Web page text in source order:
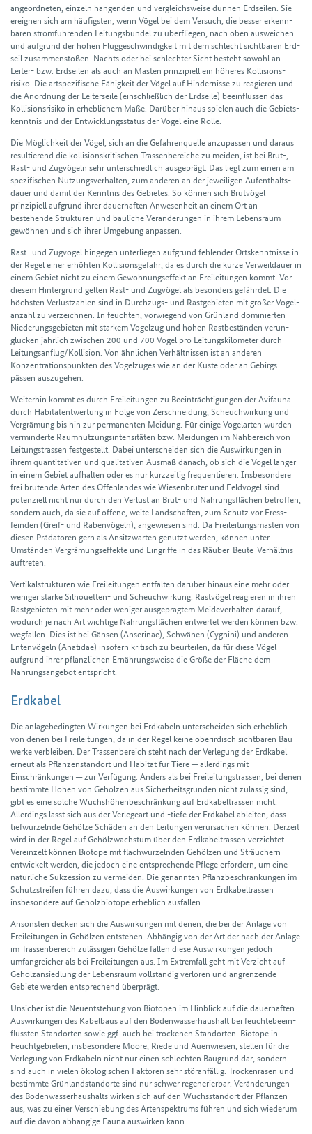
angeordneten, einzeln hängenden und vergleichs­weise dünnen Erd­seilen. Sie
ereignen sich am häufigsten, wenn Vögel bei dem Versuch, die besser erkenn­
baren strom­führenden Leitungs­bündel zu über­fliegen, nach oben aus­weichen
und aufgrund der hohen Flug­geschwindig­keit mit dem schlecht sicht­baren Erd­
seil zusammen­stoßen. Nachts oder bei schlechter Sicht besteht sowohl an
Leiter- bzw. Erd­seilen als auch an Masten prinzipiell ein höheres Kollisions­
risiko. Die art­spezifische Fähigkeit der Vögel auf Hindernisse zu reagieren und
die Anordnung der Leiter­seile (einschließ­lich der Erd­seile) beein­flussen das
Kollisions­risiko in erheblichem Maße. Darüber hinaus spielen auch die Gebiets­
kenntnis und der Entwicklungs­status der Vögel eine Rolle.
Die Möglichkeit der Vögel, sich an die Gefahren­quelle anzu­passen und daraus
resultierend die kollisions­kritischen Trassen­bereiche zu meiden, ist bei Brut-,
Rast- und Zug­vögeln sehr unter­schiedlich ausgeprägt. Das liegt zum einen am
spezifischen Nutzungs­verhalten, zum anderen an der jeweiligen Aufent­halts­
dauer und damit der Kenntnis des Gebietes. So können sich Brut­vögel
prinzipiell aufgrund ihrer dauer­haften Anwesenheit an einem Ort an
bestehende Strukturen und bau­liche Veränderungen in ihrem Lebens­raum
gewöhnen und sich ihrer Umgebung anpassen.
Rast- und Zug­vögel hingegen unter­liegen aufgrund fehlender Orts­kenntnisse in
der Regel einer erhöhten Kollisions­gefahr, da es durch die kurze Verweil­dauer in
einem Gebiet nicht zu einem Gewöhnungs­effekt an Frei­leitungen kommt. Vor
diesem Hinter­grund gelten Rast- und Zug­vögel als besonders gefährdet. Die
höchsten Verlust­zahlen sind in Durch­zugs- und Rast­gebieten mit großer Vogel­
anzahl zu verzeichnen. In feuchten, vorwiegend von Grünl­and dominierten
Niederungs­gebieten mit starkem Vogel­zug und hohen Rast­beständen verun­
glücken jährlich zwischen 200 und 700 Vögel pro Leitungs­kilometer durch
Leitungs­anflug/Kollision. Von ähnlichen Verhältnissen ist an anderen
Konzentrations­punkten des Vogel­zuges wie an der Küste oder an Gebirgs­
pässen auszugehen.
Weiterhin kommt es durch Frei­leitungen zu Beein­trächtigungen der Avi­fauna
durch Habitat­entwertung in Folge von Zerschneidung, Scheuch­wirkung und
Vergrämung bis hin zur permanenten Meidung. Für einige Vogel­arten wurden
verminderte Raum­nutzungs­intensitäten bzw. Meidungen im Nah­bereich von
Leitungs­trassen fest­gestellt. Dabei unter­scheiden sich die Auswirkungen in
ihrem quantitativen und qualitativen Aus­maß danach, ob sich die Vögel länger
in einem Gebiet aufhalten oder es nur kurz­zeitig frequentieren. Insbesondere
frei brütende Arten des Offen­landes wie Wiesen­brüter und Feld­vögel sind
potenziell nicht nur durch den Verlust an Brut- und Nahrungs­flächen betroffen,
sondern auch, da sie auf offene, weite Land­schaften, zum Schutz vor Fress­
feinden (Greif- und Raben­vögeln), angewiesen sind. Da Frei­leitungs­masten von
diesen Prädatoren gern als Ansitz­warten genutzt werden, können unter
Umständen Vergrämungs­effekte und Eingriffe in das Räuber-Beute-Verhältnis
auftreten.
Vertikal­strukturen wie Frei­leitungen entfalten darüber hinaus eine mehr oder
weniger starke Silhouetten- und Scheuch­wirkung. Rast­vögel reagieren in ihren
Rast­gebieten mit mehr oder weniger ausgeprägtem Meide­verhalten darauf,
wodurch je nach Art wichtige Nahrungs­flächen entwertet werden können bzw.
weg­fallen. Dies ist bei Gänsen (Anserinae), Schwänen (Cygnini) und anderen
Enten­vögeln (Anatidae) insofern kritisch zu beurteilen, da für diese Vögel
aufgrund ihrer pflanzlichen Ernährungs­weise die Größe der Fläche dem
Nahrungs­angebot entspricht.
Erdkabel
Die anlage­bedingten Wirkungen bei Erdkabeln unterscheiden sich erheblich
von denen bei Freileitungen, da in der Regel keine ober­irdisch sicht­baren Bau­
werke verbleiben. Der Trassenbereich steht nach der Verlegung der Erd­kabel
erneut als Pflanzen­standort und Habitat für Tiere ─ allerdings mit
Einschränkungen ─ zur Verfügung. Anders als bei Frei­leitungs­trassen, bei denen
bestimmte Höhen von Gehölzen aus Sicher­heits­gründen nicht zulässig sind,
gibt es eine solche Wuchs­höhen­beschränkung auf Erd­kabel­trassen nicht.
Allerdings lässt sich aus der Verle­geart und -tiefe der Erd­kabel ableiten, dass
tief­wurzelnde Gehölze Schäden an den Leitungen verursachen können. Derzeit
wird in der Regel auf Gehölz­wachstum über den Erd­kabel­trassen verzichtet.
Vereinzelt können Biotope mit flach­wurzelnden Gehölzen und Sträuchern
entwickelt werden, die jedoch eine entsprechende Pflege erfordern, um eine
natür­liche Sukzession zu vermeiden. Die genannten Pflanz­beschränkungen im
Schutzstreifen führen dazu, dass die Aus­wirkungen von Erd­kabel­trassen
insbesondere auf Gehölz­biotope erheblich aus­fallen.
Ansonsten decken sich die Aus­wirkungen mit denen, die bei der Anlage von
Frei­leitungen in Gehölzen entstehen. Abhängig von der Art der nach der Anlage
im Trassen­bereich zulässigen Gehölze fallen diese Aus­wirkungen jedoch
umfang­reicher als bei Frei­leitungen aus. Im Extrem­fall geht mit Verzicht auf
Gehölz­an­siedlung der Lebens­raum vollständig verloren und angrenzende
Gebiete werden entsprechend überprägt.
Unsicher ist die Neu­ent­stehung von Biotopen im Hinblick auf die dauer­haften
Aus­wirkungen des Kabel­baus auf den Bodenwasser­haus­halt bei feuchte­beein­
flussten Standorten sowie ggf. auch bei trockenen Stand­orten. Biotope in
Feucht­gebieten, insbesondere Moore, Riede und Auen­wiesen, stellen für die
Verlegung von Erd­kabeln nicht nur einen schlechten Bau­grund dar, sondern
sind auch in vielen ökolo­gischen Faktoren sehr stör­anfällig. Trocken­rasen und
bestimmte Grün­land­stand­orte sind nur schwer regenerier­bar. Veränderungen
des Bodenwasserhaushalts wirken sich auf den Wuchs­standort der Pflanzen
aus, was zu einer Verschiebung des Arten­spektrums führen und sich wiederum
auf die davon abhängige Fauna auswirken kann.